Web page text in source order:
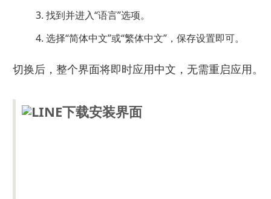
找到并进入“语言”选项。
选择“简体中文”或“繁体中文”，保存设置即可。
切换后，整个界面将即时应用中文，无需重启应用。